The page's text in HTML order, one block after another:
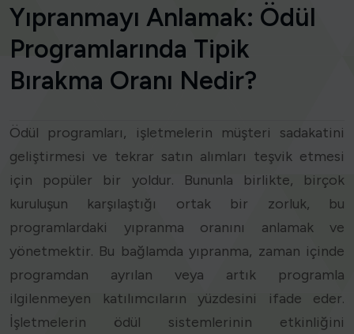
Yıpranmayı Anlamak: Ödül
Programlarında Tipik
Bırakma Oranı Nedir?
Ödül programları, işletmelerin müşteri sadakatini
geliştirmesi ve tekrar satın alımları teşvik etmesi
için popüler bir yoldur. Bununla birlikte, birçok
kuruluşun karşılaştığı ortak bir zorluk, bu
programlardaki yıpranma oranını anlamak ve
yönetmektir. Bu bağlamda yıpranma, zaman içinde
programdan ayrılan veya artık programla
ilgilenmeyen katılımcıların yüzdesini ifade eder.
İşletmelerin ödül sistemlerinin etkinliğini